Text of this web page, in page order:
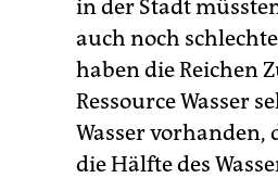
in der Stadt
auch noch
haben die Reichen
Ressource Wasser
Wasser vorhanden,
die Hälfte des